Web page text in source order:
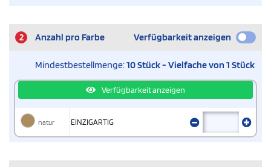
2 Anzahl pro Farbe Verfügbarkeit anzeigen
Mindestbestellmenge:10 Stück - Vielfache von 1 Stück
Verfügbarkeit anzeigen
natur EINZIGARTIG